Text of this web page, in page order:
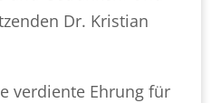
Dr. Kristian
verdiente Ehrung für